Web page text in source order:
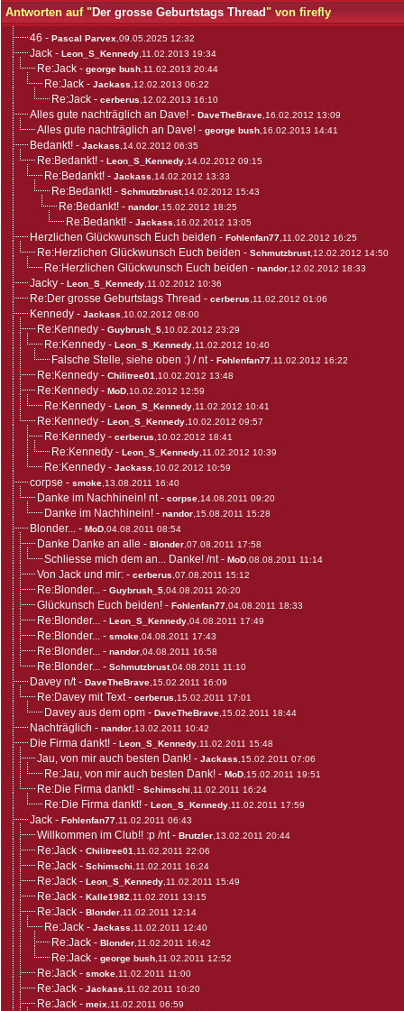
Antworten auf "Der grosse Geburtstags Thread" von firefly
46 - Pascal Parvex ,09.05.2025 12:32
Jack - Leon_S_Kennedy ,11.02.2013 19:34
Re:Jack - george bush ,11.02.2013 20:44
Re:Jack - Jackass ,12.02.2013 06:22
Re:Jack - cerberus ,12.02.2013 16:10
Alles gute nachträglich an Dave! - DaveTheBrave ,16.02.2012 13:09
Alles gute nachträglich an Dave! - george bush ,16.02.2013 14:41
Bedankt! - Jackass ,14.02.2012 06:35
Re:Bedankt! - Leon_S_Kennedy ,14.02.2012 09:15
Re:Bedankt! - Jackass ,14.02.2012 13:33
Re:Bedankt! - Schmutzbrust,14.02.2012 15:43
Re:Bedankt! - nandor ,15.02.2012 18:25
Re:Bedankt! - Jackass ,16.02.2012 13:05
Herzlichen Glückwunsch Euch beiden - Fohlenfan77 ,11.02.2012 16:25
Re:Herzlichen Glückwunsch Euch beiden - Schmutzbrust,12.02.2012 14:50
Re:Herzlichen Glückwunsch Euch beiden - nandor ,12.02.2012 18:33
Jacky - Leon_S_Kennedy ,11.02.2012 10:36
Re:Der grosse Geburtstags Thread - cerberus ,11.02.2012 01:06
Kennedy - Jackass ,10.02.2012 08:00
Re:Kennedy - Guybrush_5 ,10.02.2012 23:29
Re:Kennedy - Leon_S_Kennedy ,11.02.2012 10:40
Falsche Stelle, siehe oben :) / nt- Fohlenfan77 ,11.02.2012 16:22
Re:Kennedy - Chilitree01 ,10.02.2012 13:48
Re:Kennedy - MoD ,10.02.2012 12:59
Re:Kennedy - Leon_S_Kennedy ,11.02.2012 10:41
Re:Kennedy - Leon_S_Kennedy ,10.02.2012 09:57
Re:Kennedy - cerberus ,10.02.2012 18:41
Re:Kennedy - Leon_S_Kennedy ,11.02.2012 10:39
Re:Kennedy - Jackass ,10.02.2012 10:59
corpse - smoke ,13.08.2011 16:40
Danke im Nachhinein! nt- corpse ,14.08.2011 09:20
Danke im Nachhinein! - nandor ,15.08.2011 15:28
Blonder... - MoD ,04.08.2011 08:54
Danke Danke an alle - Blonder ,07.08.2011 17:58
Schliesse mich dem an... Danke! /nt- MoD ,08.08.2011 11:14
Von Jack und mir: - cerberus ,07.08.2011 15:12
Re:Blonder... - Guybrush_5 ,04.08.2011 20:20
Glückunsch Euch beiden! - Fohlenfan77 ,04.08.2011 18:33
Re:Blonder... - Leon_S_Kennedy ,04.08.2011 17:49
Re:Blonder... - smoke ,04.08.2011 17:43
Re:Blonder... - nandor ,04.08.2011 16:58
Re:Blonder... - Schmutzbrust,04.08.2011 11:10
Davey n/t- DaveTheBrave ,15.02.2011 16:09
Re:Davey mit Text- cerberus ,15.02.2011 17:01
Davey aus dem opm - DaveTheBrave ,15.02.2011 18:44
Nachträglich - nandor ,13.02.2011 10:42
Die Firma dankt! - Leon_S_Kennedy ,11.02.2011 15:48
Jau, von mir auch besten Dank! - Jackass ,15.02.2011 07:06
Re:Jau, von mir auch besten Dank! - MoD ,15.02.2011 19:51
Re:Die Firma dankt! - Schimschi ,11.02.2011 16:24
Re:Die Firma dankt! - Leon_S_Kennedy ,11.02.2011 17:59
Jack - Fohlenfan77 ,11.02.2011 06:43
Willkommen im Club!! :p /nt- Brutzler ,13.02.2011 20:44
Re:Jack - Chilitree01 ,11.02.2011 22:06
Re:Jack - Schimschi ,11.02.2011 16:24
Re:Jack - Leon_S_Kennedy ,11.02.2011 15:49
Re:Jack - Kalle1982 ,11.02.2011 13:15
Re:Jack - Blonder ,11.02.2011 12:14
Re:Jack - Jackass ,11.02.2011 12:40
Re:Jack - Blonder ,11.02.2011 16:42
Re:Jack - george bush ,11.02.2011 12:52
Re:Jack - smoke ,11.02.2011 11:00
Re:Jack - Jackass ,11.02.2011 10:20
Re:Jack - meix ,11.02.2011 06:59